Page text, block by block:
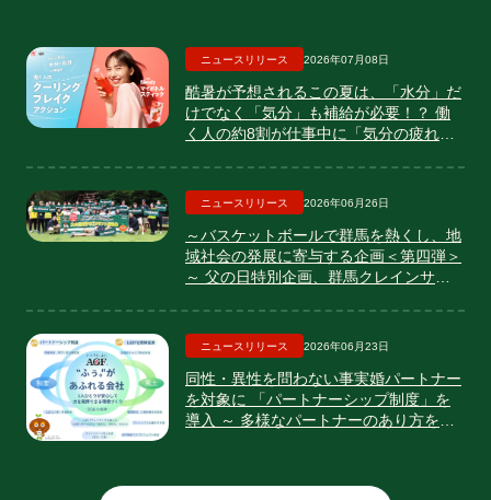
ニュースリリース 2026年07月08日
酷暑が予想されるこの夏は、「水分」だ
けでなく「気分」も補給が必要！？ 働
く人の約8割が仕事中に「気分の疲れ」
《「ブレンディ®」 マイボトルスティッ
ク》でパッ！とおいしく気分転換〜
ニュースリリース 2026年06月26日
～バスケットボールで群馬を熱くし、地
域社会の発展に寄与する企画＜第四弾＞
～ 父の日特別企画、群馬クレインサン
ニュースリリース 2026年06月23日
同性・異性を問わない事実婚パートナー
を対象に 「パートナーシップ制度」を
導入 ～ 多様なパートナーのあり方を尊